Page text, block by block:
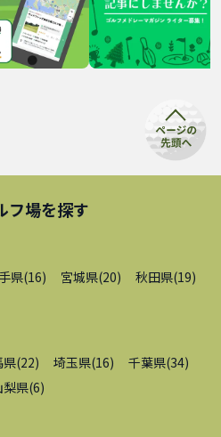
フ場を探す
県(16) 宮城県(20) 秋田県(19)
県(22) 埼玉県(16) 千葉県(34)
梨県(6)